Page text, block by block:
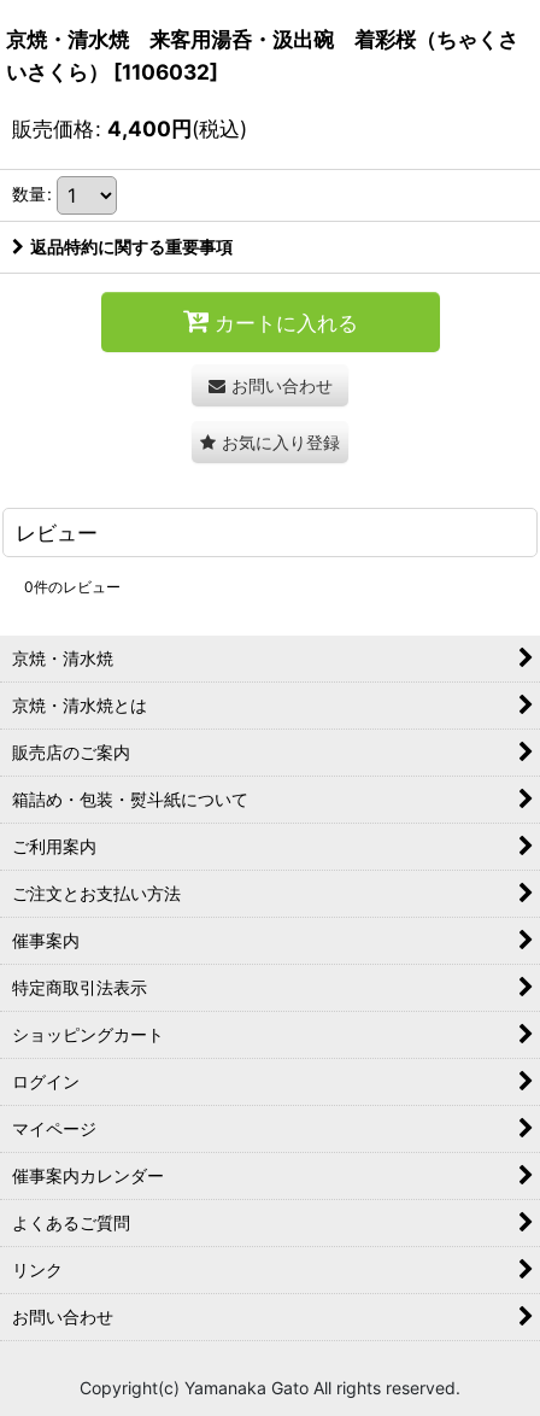
京焼・清水焼 来客用湯呑・汲出碗 着彩桜（ちゃくさ
いさくら）
[1106032]
販売価格: 4,400円(税込)
数量:
返品特約に関する重要事項
カートに入れる
お問い合わせ
お気に入り登録
レビュー
0件のレビュー
京焼・清水焼
京焼・清水焼とは
販売店のご案内
箱詰め・包装・熨斗紙について
ご利用案内
ご注文とお支払い方法
催事案内
特定商取引法表示
ショッピングカート
ログイン
マイページ
催事案内カレンダー
よくあるご質問
リンク
お問い合わせ
Copyright(c) Yamanaka Gato All rights reserved.